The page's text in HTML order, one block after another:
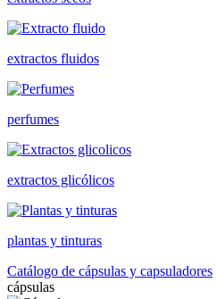
extractos fluidos
perfumes
extractos glicólicos
plantas y tinturas
Catálogo de cápsulas y capsuladores
cápsulas